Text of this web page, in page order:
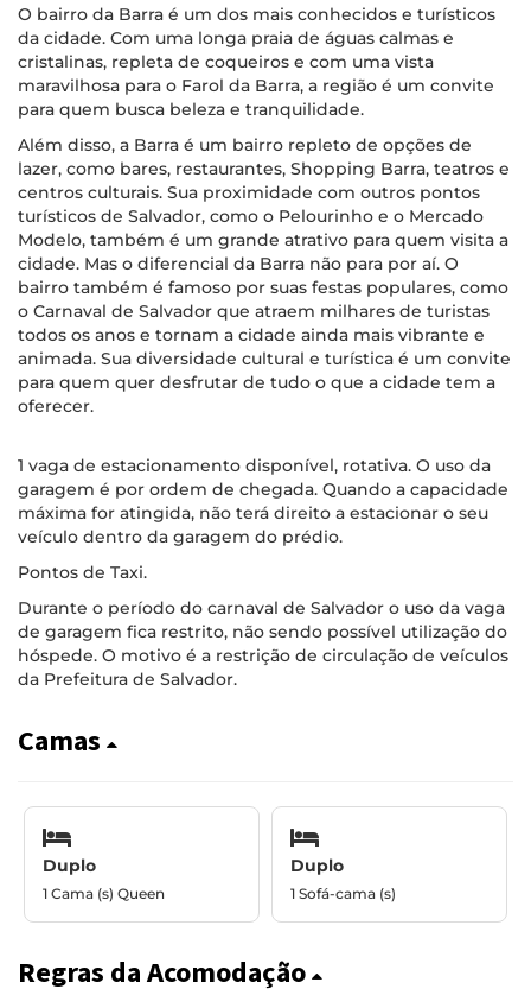
O bairro da Barra é um dos mais conhecidos e turísticos
da cidade. Com uma longa praia de águas calmas e
cristalinas, repleta de coqueiros e com uma vista
maravilhosa para o Farol da Barra, a região é um convite
para quem busca beleza e tranquilidade.
Além disso, a Barra é um bairro repleto de opções de
lazer, como bares, restaurantes, Shopping Barra, teatros e
centros culturais. Sua proximidade com outros pontos
turísticos de Salvador, como o Pelourinho e o Mercado
Modelo, também é um grande atrativo para quem visita a
cidade. Mas o diferencial da Barra não para por aí. O
bairro também é famoso por suas festas populares, como
o Carnaval de Salvador que atraem milhares de turistas
todos os anos e tornam a cidade ainda mais vibrante e
animada. Sua diversidade cultural e turística é um convite
para quem quer desfrutar de tudo o que a cidade tem a
oferecer.
1 vaga de estacionamento disponível, rotativa. O uso da
garagem é por ordem de chegada. Quando a capacidade
máxima for atingida, não terá direito a estacionar o seu
veículo dentro da garagem do prédio.
Pontos de Taxi.
Durante o período do carnaval de Salvador o uso da vaga
de garagem fica restrito, não sendo possível utilização do
hóspede. O motivo é a restrição de circulação de veículos
da Prefeitura de Salvador.
Camas
Duplo
1 Cama (s) Queen
Duplo
1 Sofá-cama (s)
Regras da Acomodação